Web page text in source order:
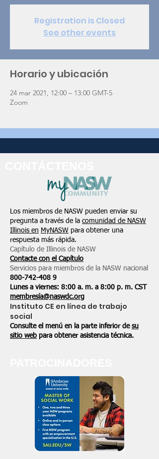
Registration is Closed
See other events
Horario y ubicación
24 mar 2021, 12:00 – 13:00 GMT-5
Zoom
Los miembros de NASW pueden enviar su
pregunta a través de la comunidad de NASW
Illinois en MyNASW para obtener una
respuesta más rápida.
Capítulo de Illinois de NASW
Contacte con el Capítulo
Servicios para miembros de la NASW nacional
800-742-408 9
Lunes a viernes: 8:00 a. m. a 8:00 p. m. CST
membresía@naswdc.org
Instituto CE en línea de trabajo
social
Consulte el menú en la parte inferior de su
sitio web para obtener asistencia técnica.